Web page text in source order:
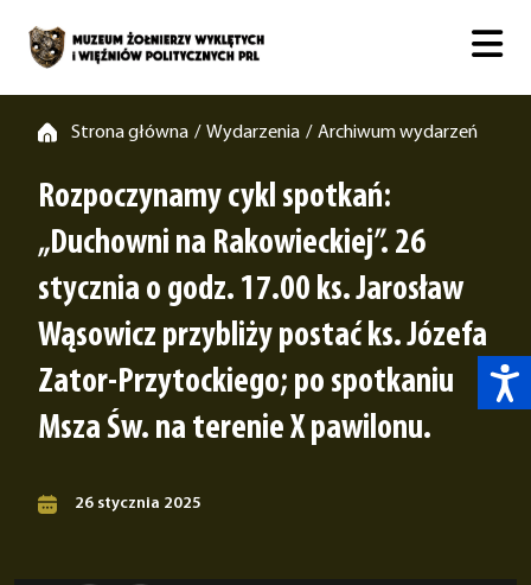
Strona główna / Wydarzenia / Archiwum wydarzeń
Rozpoczynamy cykl spotkań:
„Duchowni na Rakowieckiej”. 26
stycznia o godz. 17.00 ks. Jarosław
Wąsowicz przybliży postać ks. Józefa
Zator-Przytockiego; po spotkaniu
Msza Św. na terenie X pawilonu.
26 stycznia 2025